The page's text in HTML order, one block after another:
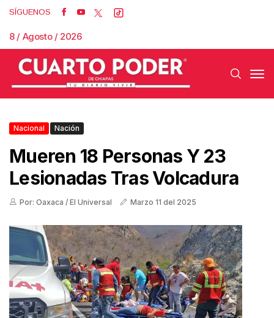
SÍGUENOS
8 / Agosto / 2026
Nacional Nación
Mueren 18 Personas Y 23
Lesionadas Tras Volcadura
Por: Oaxaca / El Universal Marzo 11 del 2025